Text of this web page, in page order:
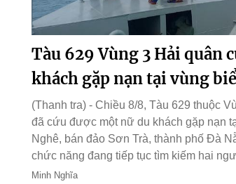
Tàu 629 Vùng 3 Hải quân
khách gặp nạn tại vùng
(Thanh tra) - Chiều 8/8, Tàu 629 thuộc
đã cứu được một nữ du khách gặp nạn
Nghê, bán đảo Sơn Trà, thành phố Đà
chức năng đang tiếp tục tìm kiếm hai
Minh Nghĩa